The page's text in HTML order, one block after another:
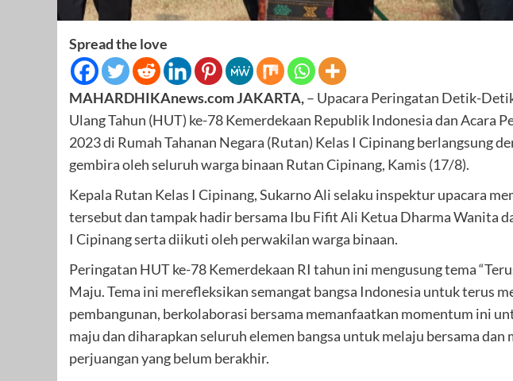
Spread the love
MAHARDHIKAnews.com JAKARTA,– Upacara Peringatan Detik-
Ulang Tahun (HUT) ke-78 Kemerdekaan Republik Indonesia dan Acara
2023 di Rumah Tahanan Negara (Rutan) Kelas I Cipinang berlangsung
gembira oleh seluruh warga binaan Rutan Cipinang, Kamis (17/8).
Kepala Rutan Kelas I Cipinang, Sukarno Ali selaku inspektur upacara
tersebut dan tampak hadir bersama Ibu Fifit Ali Ketua Dharma Wanita
I Cipinang serta diikuti oleh perwakilan warga binaan.
Peringatan HUT ke-78 Kemerdekaan RI tahun ini mengusung tema
Maju. Tema ini merefleksikan semangat bangsa Indonesia untuk terus
pembangunan, berkolaborasi bersama memanfaatkan momentum ini
maju dan diharapkan seluruh elemen bangsa untuk melaju bersama dan
perjuangan yang belum berakhir.